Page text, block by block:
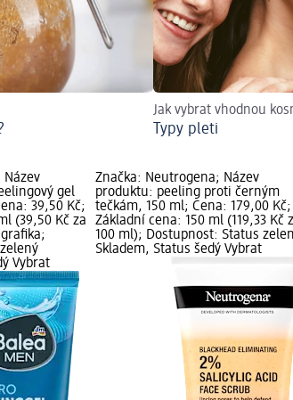
Jak vybrat vhodnou
Typy pleti
Název
gel
39,50 Kč;
(39,50 Kč za
Vybrat
Značka: Neutrogena; Název
produktu: peeling proti černým
tečkám, 150 ml; Cena: 179,00 Kč;
Základní cena: 150 ml (119,33 Kč
100 ml); Dostupnost: Status
Skladem, Status šedý Vybrat